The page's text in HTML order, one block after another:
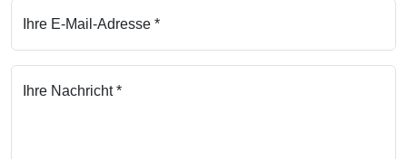
Ihre E-Mail-Adresse *
Ihre Nachricht *